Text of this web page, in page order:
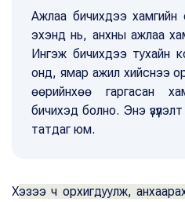
Ажлаа бичихдээ хамгийн
эхэнд нь, анхны ажлаа
Ингэж бичихдээ тухайн
онд, ямар ажил хийснээ
өөрийнхөө гаргасан
бичихэд болно. Энэ
татдаг юм.
Хэзээ ч орхигдуулж,